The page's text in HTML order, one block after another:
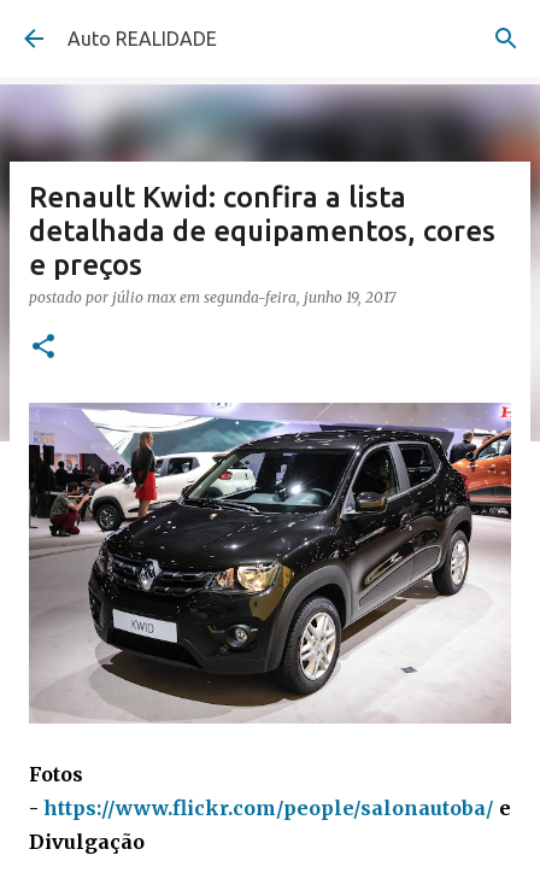
Pular para o conteúdo principal
Auto REALIDADE
Renault Kwid: confira a lista
detalhada de equipamentos, cores
e preços
postado por júlio max em segunda-feira, junho 19, 2017
Fotos
- https://www.flickr.com/people/salonautoba/ e
Divulgação